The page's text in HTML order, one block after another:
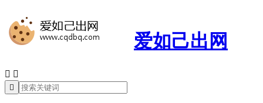
爱如己出网
 
